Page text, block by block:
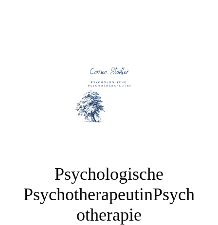
Psychologische
PsychotherapeutinPsych
otherapie